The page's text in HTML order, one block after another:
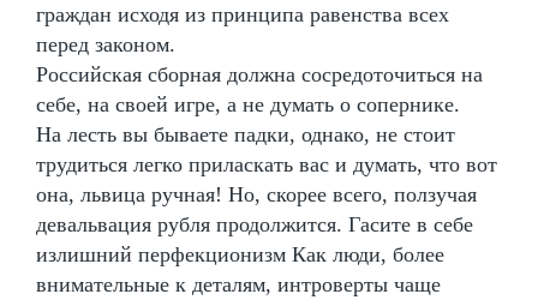
граждан исходя из принципа равенства всех
перед законом.
Российская сборная должна сосредоточиться на
себе, на своей игре, а не думать о сопернике.
На лесть вы бываете падки, однако, не стоит
трудиться легко приласкать вас и думать, что вот
она, львица ручная! Но, скорее всего, ползучая
девальвация рубля продолжится. Гасите в себе
излишний перфекционизм Как люди, более
внимательные к деталям, интроверты чаще